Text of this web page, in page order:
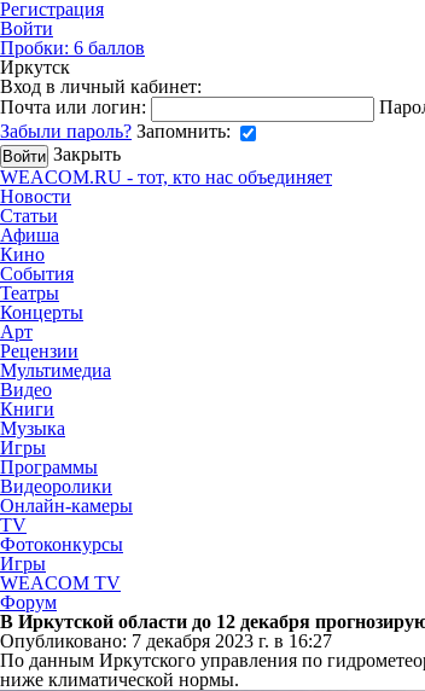
Регистрация
Войти
Пробки: 6 баллов
Иркутск
Вход в личный кабинет:
Почта или логин:
Забыли пароль? Запомнить:
Закрыть
WEACOM.RU - тот, кто нас объединяет
Новости
Статьи
Афиша
Кино
События
Театры
Концерты
Арт
Рецензии
Мультимедиа
Видео
Книги
Музыка
Игры
Программы
Видеоролики
Онлайн-камеры
TV
Фотоконкурсы
Игры
WEACOM TV
Форум
В Иркутской области до 12 декабря
Опубликовано: 7 декабря 2023 г. в 16:27
По данным Иркутского управления по
ниже климатической нормы.